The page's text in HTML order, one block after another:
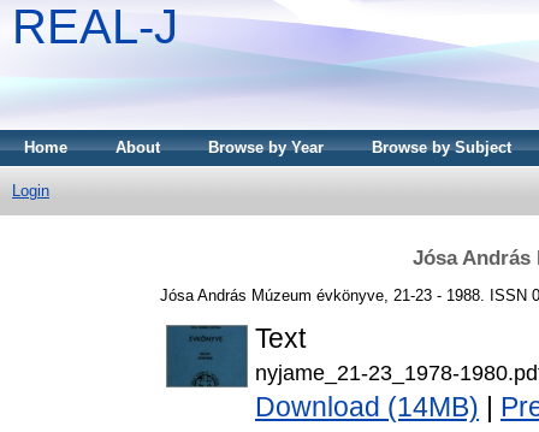
REAL-J
Home About Browse by Year Browse by Subject
Login
Jósa András
Jósa András Múzeum évkönyve, 21-23 - 1988. ISSN
Text
nyjame_21-23_1978-
Download (14MB)